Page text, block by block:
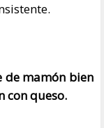
de mamón bien
con queso.